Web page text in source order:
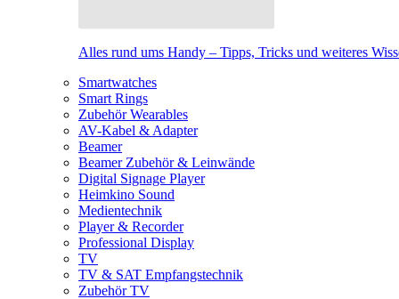
Alles rund ums Handy – Tipps, Tricks und weiteres
Smartwatches
Smart Rings
Zubehör Wearables
AV-Kabel & Adapter
Beamer
Beamer Zubehör & Leinwände
Digital Signage Player
Heimkino Sound
Medientechnik
Player & Recorder
Professional Display
TV
TV & SAT Empfangstechnik
Zubehör TV